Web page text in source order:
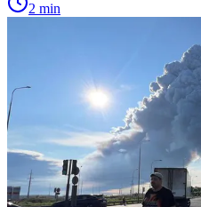
2 min